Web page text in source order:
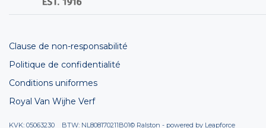
Clause de non-responsabilité
Politique de confidentialité
Conditions uniformes
Royal Van Wijhe Verf
KVK: 05063230 BTW: NL808170211B01© Ralston - powered by Leapforce